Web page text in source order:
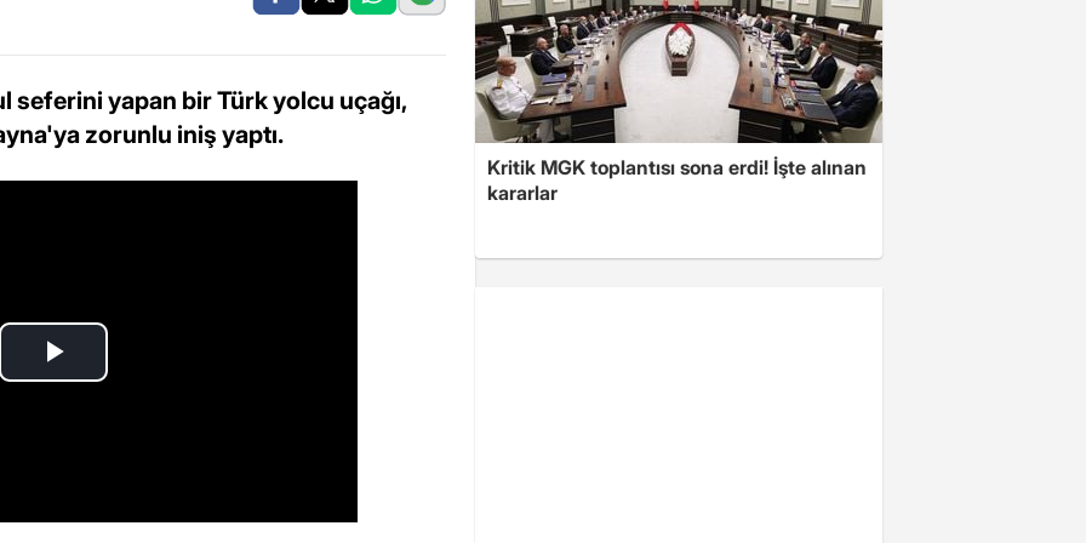
yapan bir Türk yolcu uçağı,
zorunlu iniş yaptı.
Kritik MGK toplantısı sona erdi! İşte alınan
kararlar